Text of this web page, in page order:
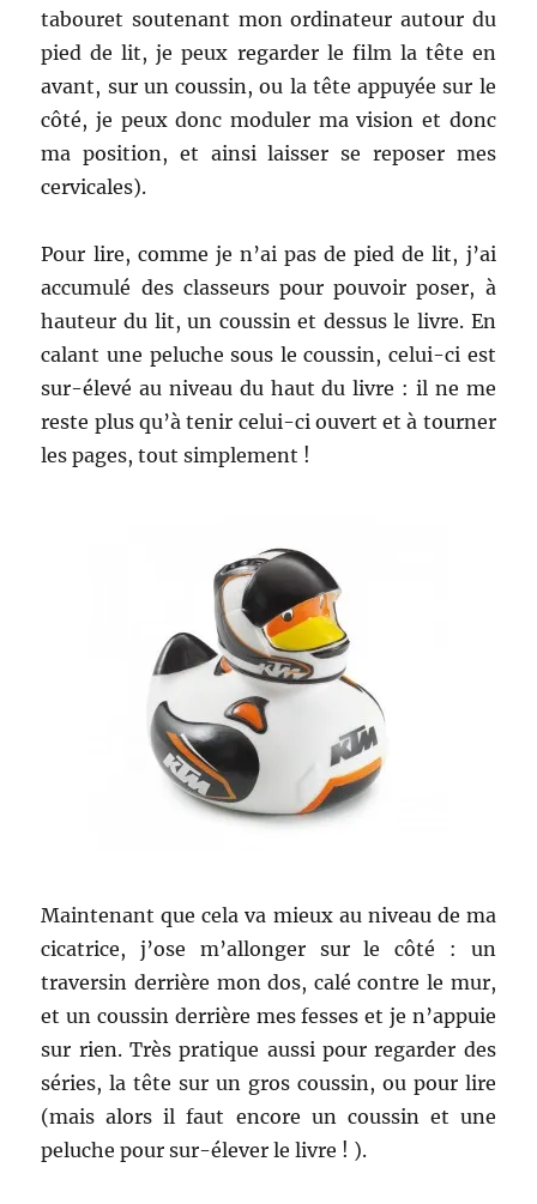
tabouret soutenant mon ordinateur autour du
pied de lit, je peux regarder le film la tête en
avant, sur un coussin, ou la tête appuyée sur le
côté, je peux donc moduler ma vision et donc
ma position, et ainsi laisser se reposer mes
cervicales).
Pour lire, comme je n’ai pas de pied de lit, j’ai
accumulé des classeurs pour pouvoir poser, à
hauteur du lit, un coussin et dessus le livre. En
calant une peluche sous le coussin, celui-ci est
sur-élevé au niveau du haut du livre : il ne me
reste plus qu’à tenir celui-ci ouvert et à tourner
les pages, tout simplement !
Maintenant que cela va mieux au niveau de ma
cicatrice, j’ose m’allonger sur le côté : un
traversin derrière mon dos, calé contre le mur,
et un coussin derrière mes fesses et je n’appuie
sur rien. Très pratique aussi pour regarder des
séries, la tête sur un gros coussin, ou pour lire
(mais alors il faut encore un coussin et une
peluche pour sur-élever le livre ! ).